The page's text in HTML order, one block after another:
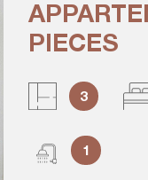
PIECES
3
1